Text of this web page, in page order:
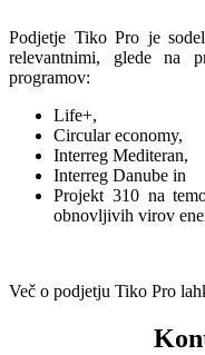
Podjetje Tiko Pro je
relevantnimi, glede na
programov:
Life+,
Circular economy,
Interreg Mediteran,
Interreg Danube in
Projekt 310 na
obnovljivih virov
Več o podjetju Tiko Pro